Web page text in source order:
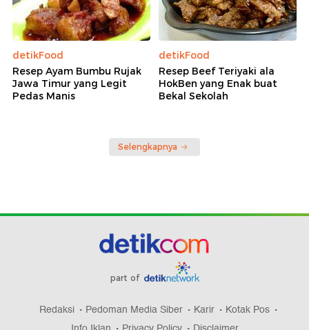
detikFood
Resep Ayam Bumbu Rujak
Jawa Timur yang Legit
Pedas Manis
detikFood
Resep Beef Teriyaki ala
HokBen yang Enak buat
Bekal Sekolah
Selengkapnya
part of
Redaksi Pedoman Media Siber Karir
Kotak Pos